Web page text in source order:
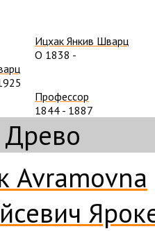
Ицхак Янкив Шварц
О 1838 -
Профессор
1844 - 1887
Avramovna